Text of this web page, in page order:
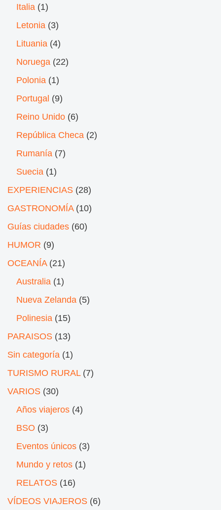
Italia (1)
Letonia (3)
Lituania (4)
Noruega (22)
Polonia (1)
Portugal (9)
Reino Unido (6)
República Checa (2)
Rumanía (7)
Suecia (1)
EXPERIENCIAS (28)
GASTRONOMÍA(10)
Guías ciudades (60)
HUMOR (9)
OCEANÍA(21)
Australia (1)
Nueva Zelanda (5)
Polinesia (15)
PARAISOS (13)
Sin categoría (1)
TURISMO RURAL(7)
VARIOS (30)
Años viajeros (4)
BSO (3)
Eventos únicos (3)
Mundo y retos (1)
RELATOS (16)
VÍDEOS VIAJEROS (6)